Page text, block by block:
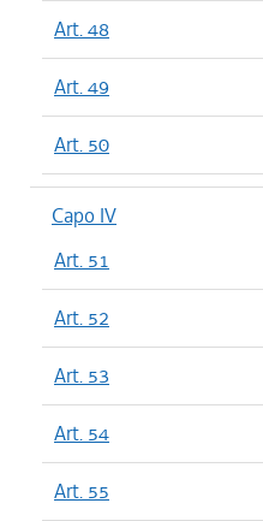
Art. 48
Art. 49
Art. 50
Capo IV
Art. 51
Art. 52
Art. 53
Art. 54
Art. 55